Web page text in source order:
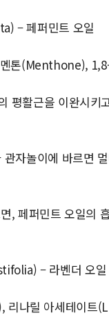
– 페퍼민트 오일
톤(Menthone),
평활근을 이완시
관자놀이에 바르면
, 페퍼민트 오일의
– 라벤더 오일
리나릴 아세테이